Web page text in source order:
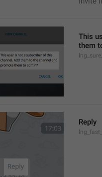
This
them
Reply